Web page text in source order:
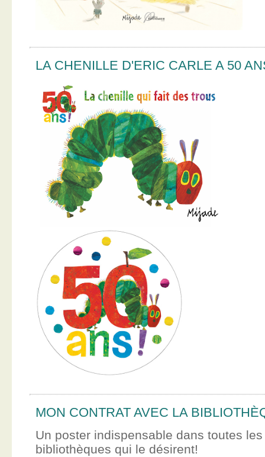
LA CHENILLE D'ERIC CARLE A 50
MON CONTRAT AVEC LA
Un poster indispensable dans toutes
bibliothèques qui le désirent!